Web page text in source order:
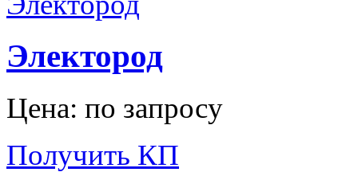
Электород
Цена: по запросу
Получить КП